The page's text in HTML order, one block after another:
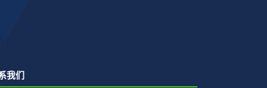
我们